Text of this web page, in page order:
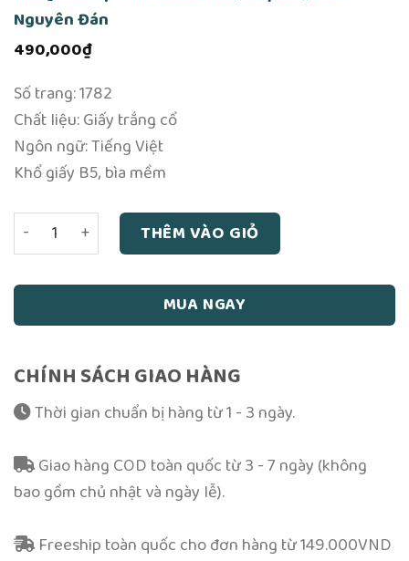
Nguyên Đán
490,000₫
Số trang: 1782
Chất liệu: Giấy trắng cổ
Ngôn ngữ: Tiếng Việt
Khổ giấy B5, bìa mềm
Đông A Di Sự – Đoàn Nhữ Hài, Huệ Túc, Trần Nguyên Đán
THÊM VÀO GIỎ
MUA NGAY
CHÍNH SÁCH GIAO HÀNG
Thời gian chuẩn bị hàng từ 1 - 3 ngày.
Giao hàng COD toàn quốc từ 3 - 7 ngày (không
bao gồm chủ nhật và ngày lễ).
Freeship toàn quốc cho đơn hàng từ 149.000VND